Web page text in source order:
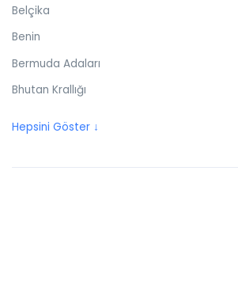
Belçika
Benin
Bermuda Adaları
Bhutan Krallığı
Bolivya
Hepsini Göster ↓